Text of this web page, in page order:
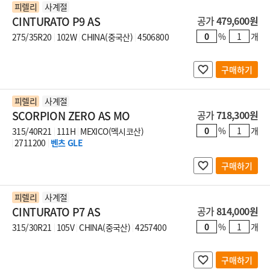
피렐리 사계절
CINTURATO P9 AS
275/35R20 102W CHINA(중국산) 4506800
공가479,600원
% 개
구매하기
피렐리 사계절
SCORPION ZERO AS MO
315/40R21 111H MEXICO(멕시코산)
2711200 벤츠 GLE
공가718,300원
% 개
구매하기
피렐리 사계절
CINTURATO P7 AS
315/30R21 105V CHINA(중국산) 4257400
공가814,000원
% 개
구매하기